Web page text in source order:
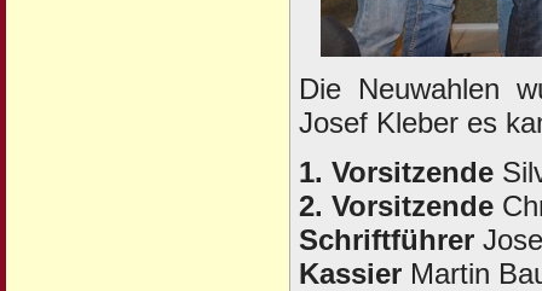
Die Neuwahlen
Josef Kleber es
1. Vorsitzende
2. Vorsitzende
Schriftführer
Kassier Martin